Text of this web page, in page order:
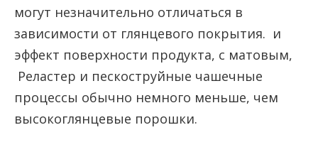
могут незначительно отличаться в
зависимости от глянцевого покрытия. и
эффект поверхности продукта, с матовым,
Реластер и пескоструйные чашечные
процессы обычно немного меньше, чем
высокоглянцевые порошки.